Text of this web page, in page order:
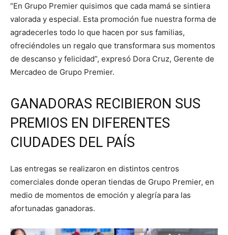
“En Grupo Premier quisimos que cada mamá se sintiera
valorada y especial. Esta promoción fue nuestra forma de
agradecerles todo lo que hacen por sus familias,
ofreciéndoles un regalo que transformara sus momentos
de descanso y felicidad”, expresó Dora Cruz, Gerente de
Mercadeo de Grupo Premier.
GANADORAS RECIBIERON SUS
PREMIOS EN DIFERENTES
CIUDADES DEL PAÍS
Las entregas se realizaron en distintos centros
comerciales donde operan tiendas de Grupo Premier, en
medio de momentos de emoción y alegría para las
afortunadas ganadoras.